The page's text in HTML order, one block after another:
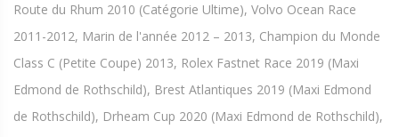
Route du Rhum 2010 (Catégorie Ultime), Volvo Ocean Race
2011-2012, Marin de l'année 2012 – 2013, Champion du Monde
Class C (Petite Coupe) 2013, Rolex Fastnet Race 2019 (Maxi
Edmond de Rothschild), Brest Atlantiques 2019 (Maxi Edmond
de Rothschild), Drheam Cup 2020 (Maxi Edmond de Rothschild),